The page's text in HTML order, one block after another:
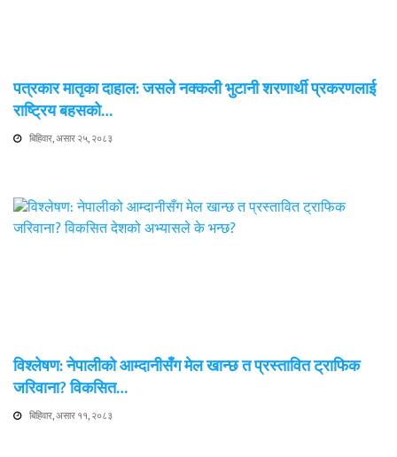
पत्रकार मातृका दाहाल: जसले नक्कली भुटानी शरणार्थी प्रकरणलाई
राष्ट्रिय बहसको…
बिहिवार, असार २५, २०८३
विश्लेषण: नेपालीको आम्दानीसँग मेल खान्छ त प्रस्तावित ट्राफिक
जरिवाना? विकसित…
बिहिवार, असार ११, २०८३